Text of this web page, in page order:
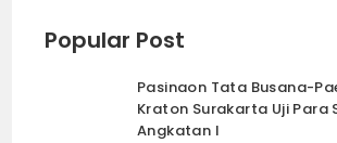
Popular Post
Pasinaon Tata Busana-
Kraton Surakarta Uji Para
Angkatan I